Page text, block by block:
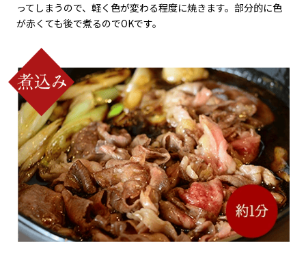
ってしまうので、軽く色が変わる程度に焼きます。部分的に色
が赤くても後で煮るのでOKです。